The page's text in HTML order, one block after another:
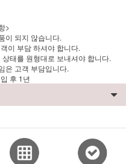
>
이 되지 않습니다.
이 부담 하셔야 합니다.
태를 원형대로 보내셔야 합니다.
은 고객 부담입니다.
후 1년